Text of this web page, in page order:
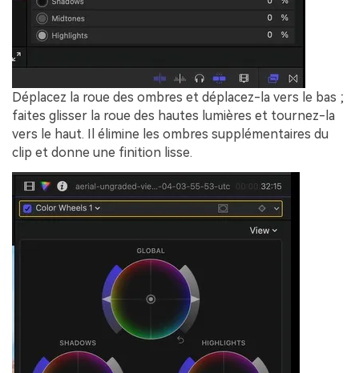
Déplacez la roue des ombres et déplacez-la vers le bas ;
faites glisser la roue des hautes lumières et tournez-la
vers le haut. Il élimine les ombres supplémentaires du
clip et donne une finition lisse.